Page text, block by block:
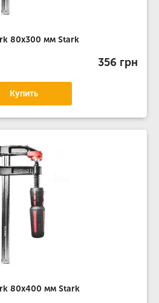
80x300 мм Stark
356 грн
Купить
80x400 мм Stark